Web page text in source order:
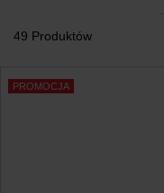
49 Produktów
Produkty
PROMOCJA